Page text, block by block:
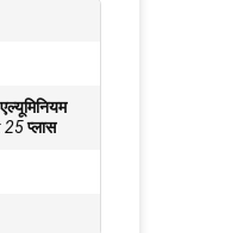
एल्यूमिनियम
25प्लास